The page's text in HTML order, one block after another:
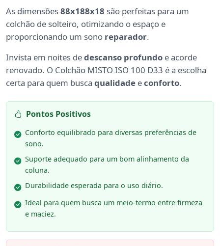
As dimensões88x188x18 são perfeitas para um
colchão de solteiro, otimizando o espaço e
proporcionando um sono reparador.
Invista em noites dedescanso profundo e acorde
renovado. O Colchão MISTO ISO 100 D33 é a escolha
certa para quem busca qualidade econforto.
Pontos Positivos
Conforto equilibrado para diversas preferências de
sono.
Suporte adequado para um bom alinhamento da
coluna.
Durabilidade esperada para o uso diário.
Ideal para quem busca um meio-termo entre firmeza
e maciez.